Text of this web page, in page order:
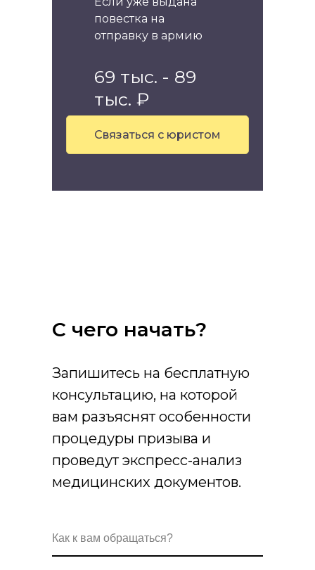
повестка на
отправку в армию
69 тыс. - 89
тыс. ₽
Связаться с юристом
С чего начать?
Запишитесь на бесплатную
консультацию, на которой
вам разъяснят особенности
процедуры призыва и
проведут экспресс-анализ
медицинских документов.